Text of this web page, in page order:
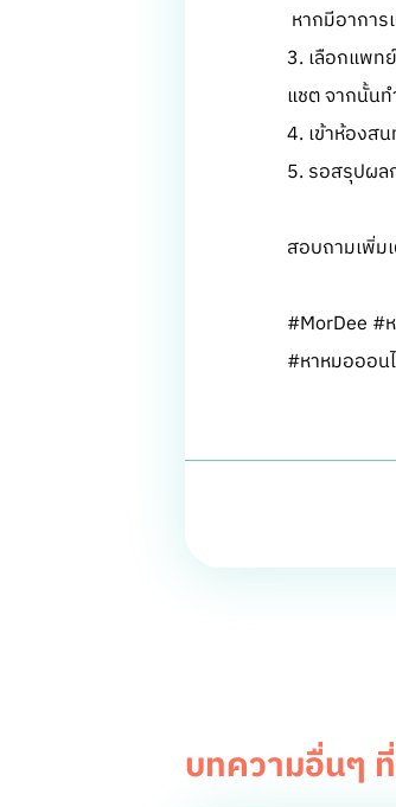
หากมีอากา
3. เลือกแพท
แชต จากนั้น
4. เข้าห้องส
5. รอสรุปผล
สอบถามเพิ่ม
#MorDee #
#หาหมอออ
บทความอื่นๆ